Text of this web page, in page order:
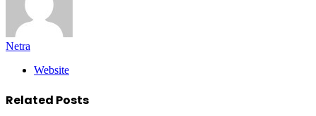
Netra
Website
Related Posts